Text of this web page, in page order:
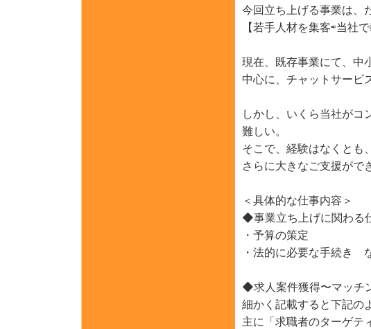
今回立ち上げる事業は、
【若手人材を集客⇨当社
現在、既存事業にて、中
中心に、チャットサービ
しかし、いくら当社がコ
難しい。
そこで、経験はなくとも
さらに大きなご支援がで
＜具体的な仕事内容＞
◆事業立ち上げに関わる
・予算の策定
・法的に必要な手続き
◆求人案件獲得〜マッチ
細かく記載すると下記の
主に「求職者のターゲテ